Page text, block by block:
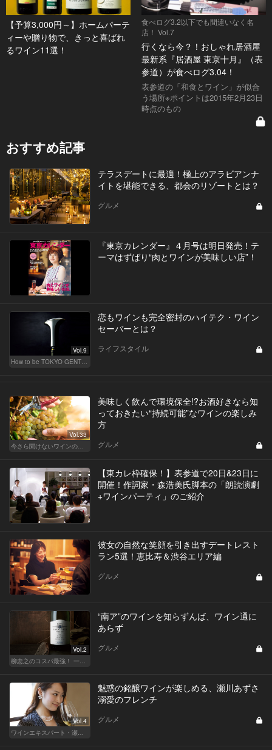
【予算3,000円～】ホームパーテ
ィーや贈り物で、きっと喜ばれ
るワイン11選！
食べログ3.2以下でも間違いなく名
店！ Vol.7
行くなら今？！おしゃれ居酒屋
最新系『居酒屋 東京十月』（表
参道）が食べログ3.04！
表参道の「和食とワイン」が似合
う場所※ポイントは2015年2月23日
時点のもの
おすすめ記事
テラスデートに最適！極上のアラビアンナ
イトを堪能できる、都会のリゾートとは？
グルメ
『東京カレンダー』４月号は明日発売！テ
ーマはずばり“肉とワインが美味しい店”！
Vol.9
How to be TOKYO GENTS 東京人よ、紳士たれ！
恋もワインも完全密封のハイテク・ワイン
セーバーとは？
ライフスタイル
Vol.33
今さら聞けないワインの基礎知識
美味しく飲んで環境保全!?お酒好きなら知
っておきたい“持続可能”なワインの楽しみ
方
グルメ
【東カレ枠確保！】表参道で20日&23日に
開催！作詞家・森浩美氏脚本の「朗読演劇
+ワインパーティ」のご紹介
彼女の自然な笑顔を引き出すデートレスト
ラン5選！恵比寿＆渋谷エリア編
グルメ
Vol.2
柳忠之のコスパ最強！ 一目おかれる、お値打ちワイン
“南ア”のワインを知らずんば、ワイン通に
あらず
グルメ
Vol.4
ワインエキスパート・瀬川あずさの マリアージュを楽しむレストラン
魅惑の銘醸ワインが楽しめる、瀬川あずさ
溺愛のフレンチ
グルメ